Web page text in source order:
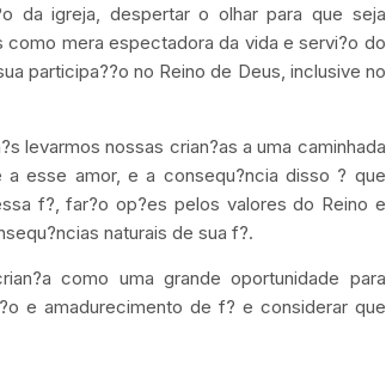
da igreja, despertar o olhar para que seja
mera espectadora da vida e servi?o do
participa??o no Reino de Deus, inclusive no
levarmos nossas crian?as a uma caminhada
esse amor, e a consequ?ncia disso ? que
f?, far?o op?es pelos valores do Reino e
naturais de sua f?.
como uma grande oportunidade para
e amadurecimento de f? e considerar que